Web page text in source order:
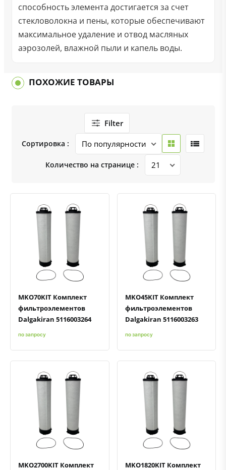
способность элемента достигается за счет
стекловолокна и пены, которые обеспечивают
максимальное удаление и отвод масляных
аэрозолей, влажной пыли и капель воды.
ПОХОЖИЕ ТОВАРЫ
Filter
Сортировка :
Количество на странице :
MKO70KIT Комплект
фильтроэлементов
Dalgakiran 5116003264
по запросу
MKO45KIT Комплект
фильтроэлементов
Dalgakiran 5116003263
по запросу
MKO2700KIT Комплект MKO1820KIT Комплект